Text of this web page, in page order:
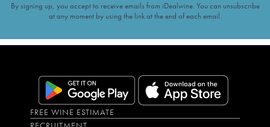
By signing up, you accept to receive emails from iDealwine. You can unsubscribe
at any moment by using the link at the end of each email.
FREE WINE ESTIMATE